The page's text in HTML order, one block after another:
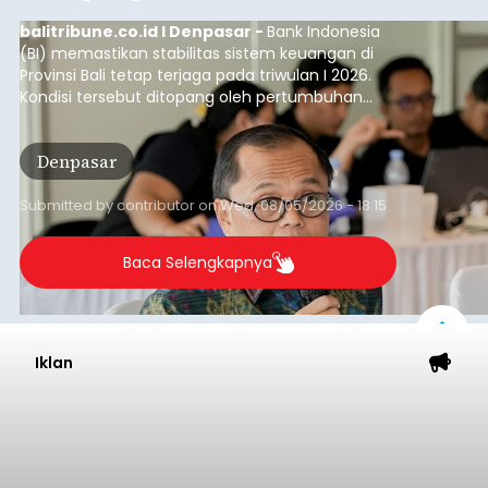
balitribune.co.id I Denpasar - Bank Indonesia
(BI) memastikan stabilitas sistem keuangan di
Provinsi Bali tetap terjaga pada triwulan I 2026.
Kondisi tersebut ditopang oleh pertumbuhan
penyaluran kredit yang masih positif, terutama
pada sektor-sektor utama penggerak ekonomi
daerah, dengan risiko kredit yang tetap
terkendali.
Denpasar
Submitted bycontributoronWed, 08/05/2026 - 18:15
Baca Selengkapnya
Iklan